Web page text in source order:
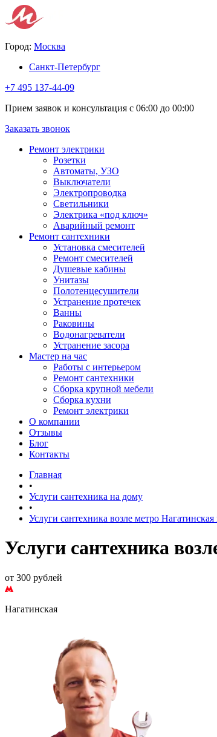
Город: Москва
Санкт-Петербург
+7 495 137-44-09
Прием заявок и консультация с 06:00 до 00:00
Заказать звонок
Ремонт электрики
Розетки
Автоматы, УЗО
Выключатели
Электропроводка
Светильники
Электрика «под ключ»
Аварийный ремонт
Ремонт сантехники
Установка смесителей
Ремонт смесителей
Душевые кабины
Унитазы
Полотенцесушители
Устранение протечек
Ванны
Раковины
Водонагреватели
Устранение засора
Мастер на час
Работы с интерьером
Ремонт сантехники
Сборка крупной мебели
Сборка кухни
Ремонт электрики
О компании
Отзывы
Блог
Контакты
Главная
•
Услуги сантехника на дому
•
Услуги сантехника возле метро
Услуги сантехника
от 300 рублей
Нагатинская